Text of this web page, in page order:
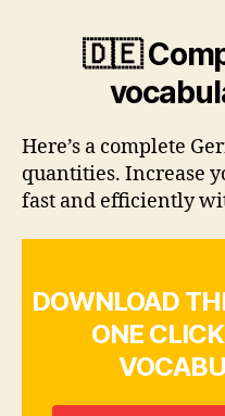
🇩🇪
Here’s a complete
quantities. Increase
fast and efficiently
DOWNLOAD
ONE